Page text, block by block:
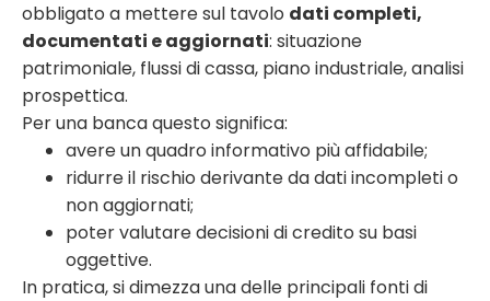
obbligato a mettere sul tavolo dati completi,
documentati e aggiornati: situazione
patrimoniale, flussi di cassa, piano industriale, analisi
prospettica.
Per una banca questo significa:
avere un quadro informativo più affidabile;
ridurre il rischio derivante da dati incompleti o
non aggiornati;
poter valutare decisioni di credito su basi
oggettive.
In pratica, si dimezza una delle principali fonti di